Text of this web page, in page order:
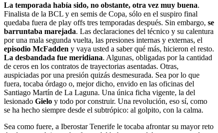
La temporada había sido, no obstante, otra vez muy buena.
Finalista de la BCL y en semis de Copa, sólo en el suspiro final
quedaba fuera de play offs tres temporadas después. Sin embargo, se
barruntaba marejada. Las declaraciones del técnico y su calentura
por una mala segunda vuelta, las presiones internas y externas, el
episodio McFadden y vaya usted a saber qué más, hicieron el resto.
La desbandada fue meridiana. Algunas, obligadas por la cantidad
de ceros en los contratos de trayectorias asentadas. Otras,
auspiciadas por una presión quizás desmesurada. Sea por lo que
fuera, tocaba órdago o, mejor dicho, envido en las oficinas del
Santiago Martín de La Laguna. Una única ficha vigente, la del
lesionado Gielo y todo por construir. Una revolución, eso sí, como
se ha hecho siempre desde el subtrópico: al golpito, con la calma.
Sea como fuere, a Iberostar Tenerife le tocaba afrontar su mayor reto